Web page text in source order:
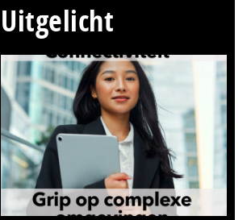
Uitgelicht